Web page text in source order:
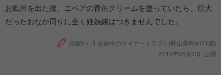
お風呂を出た後、ニベアの青缶クリームを塗っていたら、巨大
だったおなか周りに全く妊娠線はつきませんでした。
妊娠5ヶ月 妊娠中のマイナートラブル(岡山県/Mai/31歳)
2019年04月23日公開